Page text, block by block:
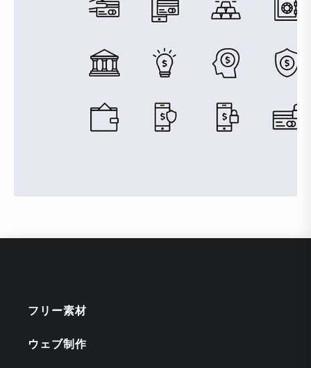
フリー素材
ウェブ制作